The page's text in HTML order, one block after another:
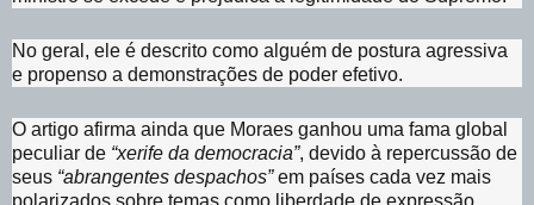
No geral, ele é descrito como alguém de postura agressiva
e propenso a demonstrações de poder efetivo.
O artigo afirma ainda que Moraes ganhou uma fama global
peculiar de “xerife da democracia”, devido à repercussão de
seus “abrangentes despachos”em países cada vez mais
polarizados sobre temas como liberdade de expressão,